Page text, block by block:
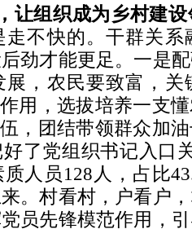
让组织成为乡村建
不快的。干群关系
劲才能更足。一是
，农民要致富，关
用，选拔培养一支
，团结带领群众加
了党组织书记入口
人员128人，占比
来。村看村，户看户
员先锋模范作用，